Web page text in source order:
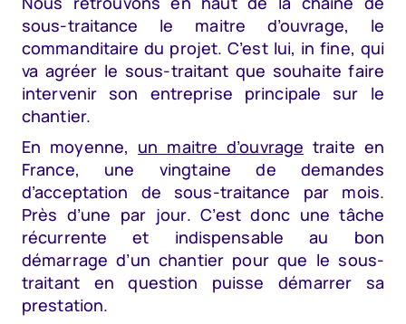
sous-traitance le maitre d’ouvrage, le
commanditaire du projet. C’est lui, in fine, qui
va agréer le sous-traitant que souhaite faire
intervenir son entreprise principale sur le
chantier.
En moyenne, un maitre d’ouvrage traite en
France, une vingtaine de demandes
d’acceptation de sous-traitance par mois.
Près d’une par jour. C’est donc une tâche
récurrente et indispensable au bon
démarrage d’un chantier pour que le sous-
traitant en question puisse démarrer sa
prestation.